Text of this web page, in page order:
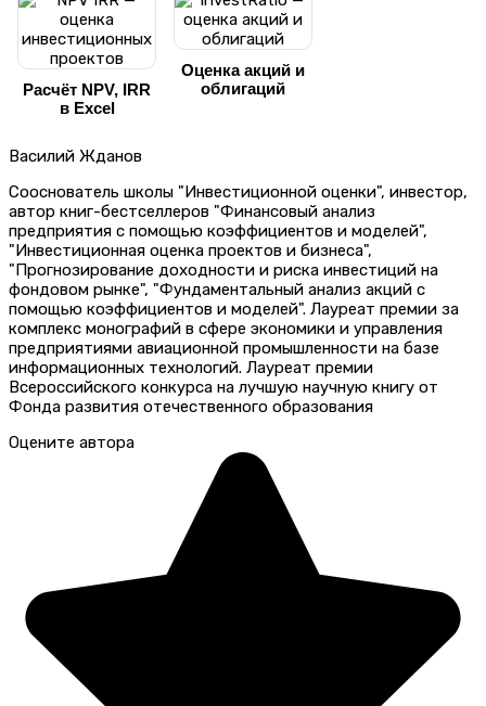
Расчёт NPV, IRR
в Excel
Оценка акций и
облигаций
Василий Жданов
Сооснователь школы "Инвестиционной оценки", инвестор,
автор книг-бестселлеров "Финансовый анализ
предприятия с помощью коэффициентов и моделей",
"Инвестиционная оценка проектов и бизнеса",
"Прогнозирование доходности и риска инвестиций на
фондовом рынке", "Фундаментальный анализ акций с
помощью коэффициентов и моделей". Лауреат премии за
комплекс монографий в сфере экономики и управления
предприятиями авиационной промышленности на базе
информационных технологий. Лауреат премии
Всероссийского конкурса на лучшую научную книгу от
Фонда развития отечественного образования
Оцените автора